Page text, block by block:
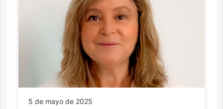
5 de mayo de 2025